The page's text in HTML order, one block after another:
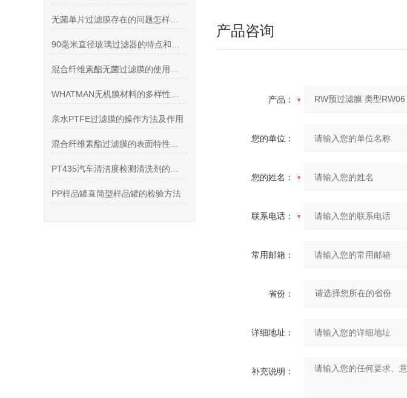
亲水PTFE过滤膜的操作方法及作用
PP样品罐直筒型样品罐的检验方法
产品咨询
产品：
您的单位：
您的姓名：
联系电话：
常用邮箱：
省份：
详细地址：
补充说明：